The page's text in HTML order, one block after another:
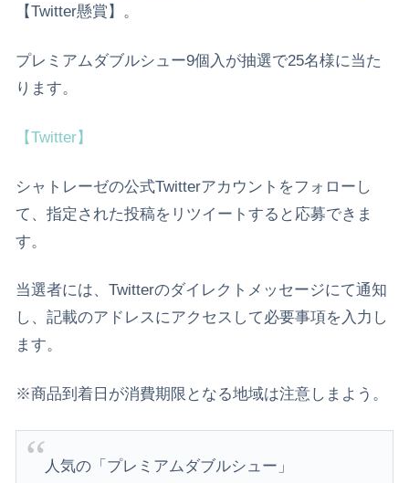
【Twitter懸賞】。
プレミアムダブルシュー9個入が抽選で25名様に当た
ります。
【Twitter】
シャトレーゼの公式Twitterアカウントをフォローし
て、指定された投稿をリツイートすると応募できま
す。
当選者には、Twitterのダイレクトメッセージにて通知
し、記載のアドレスにアクセスして必要事項を入力し
ます。
※商品到着日が消費期限となる地域は注意しまよう。
人気の「プレミアムダブルシュー」